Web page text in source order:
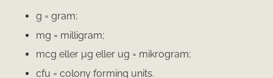
g = gram;
mg = milligram;
mcg eller μg eller ug = mikrogram;
cfu = colony forming units.